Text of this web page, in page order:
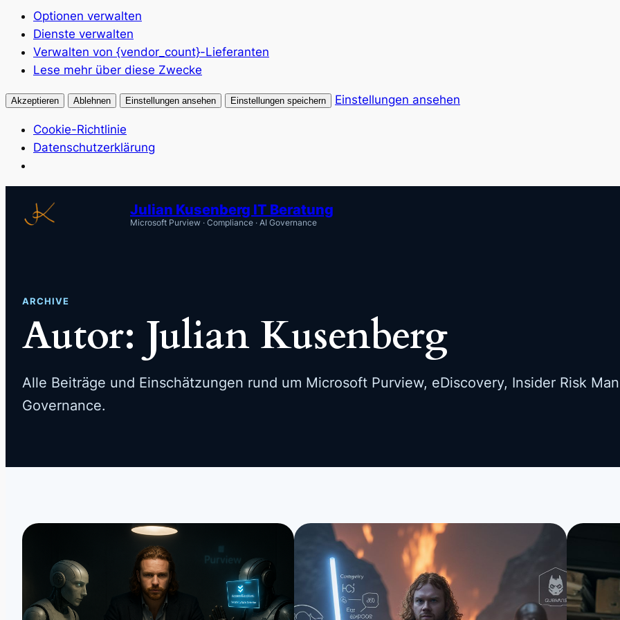
Optionen verwalten
Dienste verwalten
Verwalten von {vendor_count}-Lieferanten
Lese mehr über diese Zwecke
Akzeptieren Ablehnen Einstellungen ansehen Einstellungen speichern Einstellungen ansehen
Cookie-Richtlinie
Datenschutzerklärung
Inhalt
springen
Julian Kusenberg IT Beratung
Microsoft Purview · Compliance · AI Governance
ARCHIVE
Autor: Julian Kusenberg
Alle Beiträge und Einschätzungen rund um Microsoft Purview, eDiscovery, Insider Risk
Governance.